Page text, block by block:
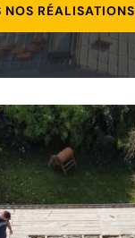
NOS RÉALISATIONS